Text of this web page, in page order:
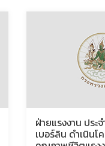
ฝ่ายแรงงาน ประ
เบอร์ลิน ดำเนินโ